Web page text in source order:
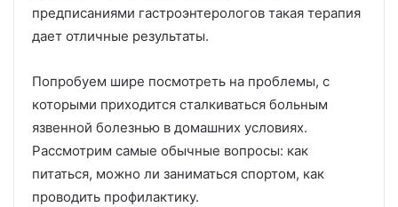
предписаниями гастроэнтерологов такая терапия
дает отличные результаты.
Попробуем шире посмотреть на проблемы, с
которыми приходится сталкиваться больным
язвенной болезнью в домашних условиях.
Рассмотрим самые обычные вопросы: как
питаться, можно ли заниматься спортом, как
проводить профилактику.